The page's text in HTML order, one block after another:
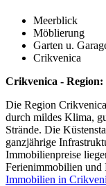
Meerblick
Möblierung
Garten u.
Crikvenica
Crikvenica - Region:
Die Region
durch mildes Klima,
Strände. Die
ganzjährige
Immobilienpreise
Ferienimmobilien und
Immobilien in